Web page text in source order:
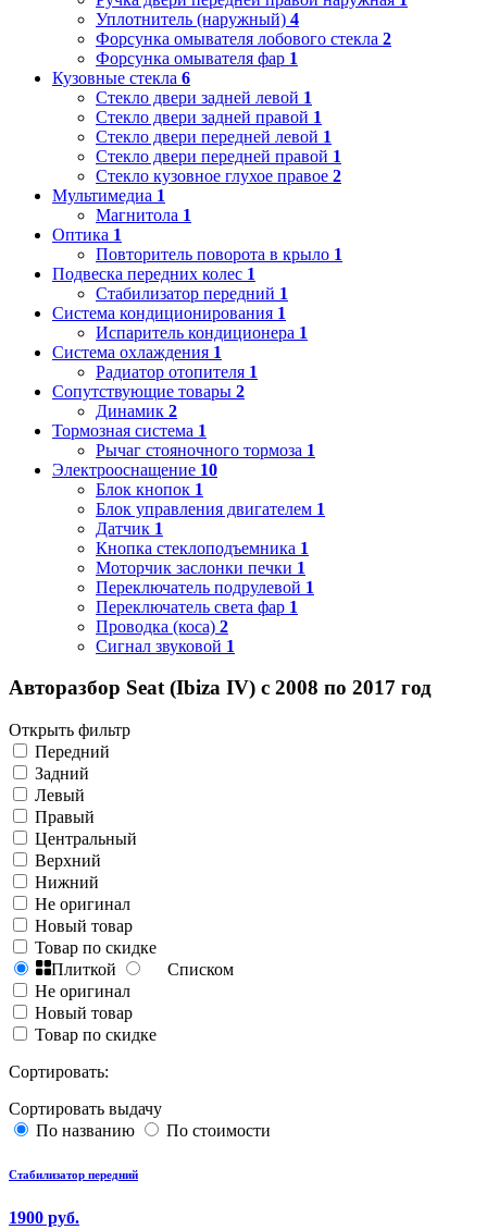
Уплотнитель (наружный) 4
Форсунка омывателя лобового стекла 2
Форсунка омывателя фар 1
Кузовные стекла 6
Стекло двери задней левой 1
Стекло двери задней правой 1
Стекло двери передней левой 1
Стекло двери передней правой 1
Стекло кузовное глухое правое 2
Мультимедиа 1
Магнитола 1
Оптика 1
Повторитель поворота в крыло 1
Подвеска передних колес 1
Стабилизатор передний 1
Система кондиционирования 1
Испаритель кондиционера 1
Система охлаждения 1
Радиатор отопителя 1
Сопутствующие товары 2
Динамик 2
Тормозная система 1
Рычаг стояночного тормоза 1
Электрооснащение 10
Блок кнопок 1
Блок управления двигателем 1
Датчик 1
Кнопка стеклоподъемника 1
Моторчик заслонки печки 1
Переключатель подрулевой 1
Переключатель света фар 1
Проводка (коса) 2
Сигнал звуковой 1
Авторазбор Seat (Ibiza IV) с 2008 по 2017 год
Открыть фильтр
Передний
Задний
Левый
Правый
Центральный
Верхний
Нижний
Не оригинал
Новый товар
Товар по скидке
Плиткой
Списком
Не оригинал
Новый товар
Товар по скидке
Сортировать:
Сортировать выдачу
По названию
По стоимости
Стабилизатор передний
1900 руб.